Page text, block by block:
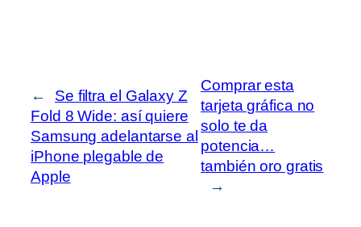
←
Se filtra el Galaxy Z
Fold 8 Wide: así quiere
Samsung adelantarse al
iPhone plegable de
Apple
Comprar esta
tarjeta gráfica no
solo te da
potencia…
también oro gratis
→